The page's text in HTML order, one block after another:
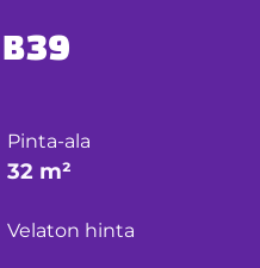
B39
Pinta-ala
32 m²
Velaton hinta